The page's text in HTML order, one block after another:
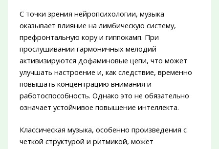
С точки зрения нейропсихологии, музыка
оказывает влияние на лимбическую систему,
префронтальную кору и гиппокамп. При
прослушивании гармоничных мелодий
активизируются дофаминовые цепи, что может
улучшать настроение и, как следствие, временно
повышать концентрацию внимания и
работоспособность. Однако это не обязательно
означает устойчивое повышение интеллекта.
Классическая музыка, особенно произведения с
четкой структурой и ритмикой, может